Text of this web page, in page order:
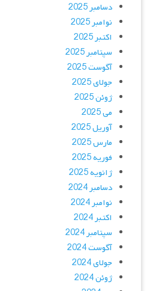
دسامبر 2025
نوامبر 2025
اکتبر 2025
سپتامبر 2025
آگوست 2025
جولای 2025
ژوئن 2025
می 2025
آوریل 2025
مارس 2025
فوریه 2025
ژانویه 2025
دسامبر 2024
نوامبر 2024
اکتبر 2024
سپتامبر 2024
آگوست 2024
جولای 2024
ژوئن 2024